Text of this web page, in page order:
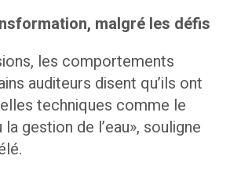
malgré les défis
les comportements
auditeurs disent qu’ils ont
techniques comme le
gestion de l’eau», souligne